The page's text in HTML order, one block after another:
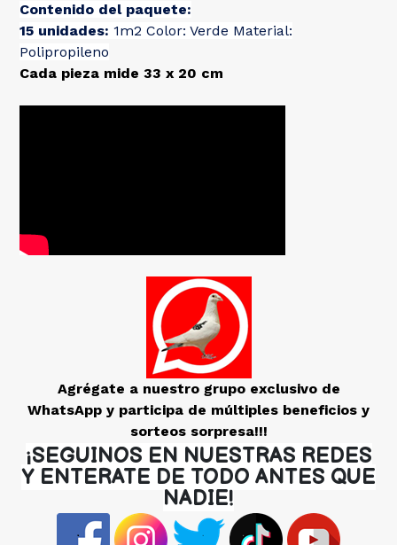
Contenido del paquete:
15 unidades: 1m2 Color: Verde Material:
Polipropileno
Cada pieza mide 33 x 20 cm
Agrégate a nuestro grupo exclusivo de
WhatsApp y participa de múltiples beneficios y
sorteos sorpresa!!!
¡SEGUINOS EN NUESTRAS REDES
Y ENTERATE DE TODO ANTES QUE
NADIE!